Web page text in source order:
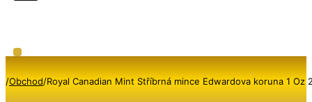
/Obchod/Royal Canadian Mint Stříbrná mince Edwardova koruna 1 Oz